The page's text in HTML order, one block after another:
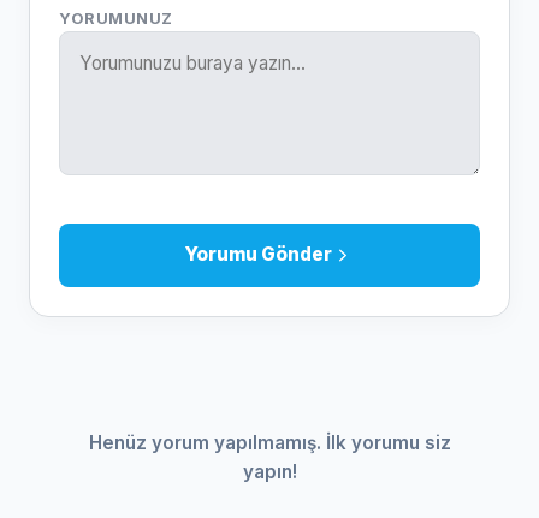
YORUMUNUZ
Yorumu Gönder
Henüz yorum yapılmamış. İlk yorumu siz
yapın!